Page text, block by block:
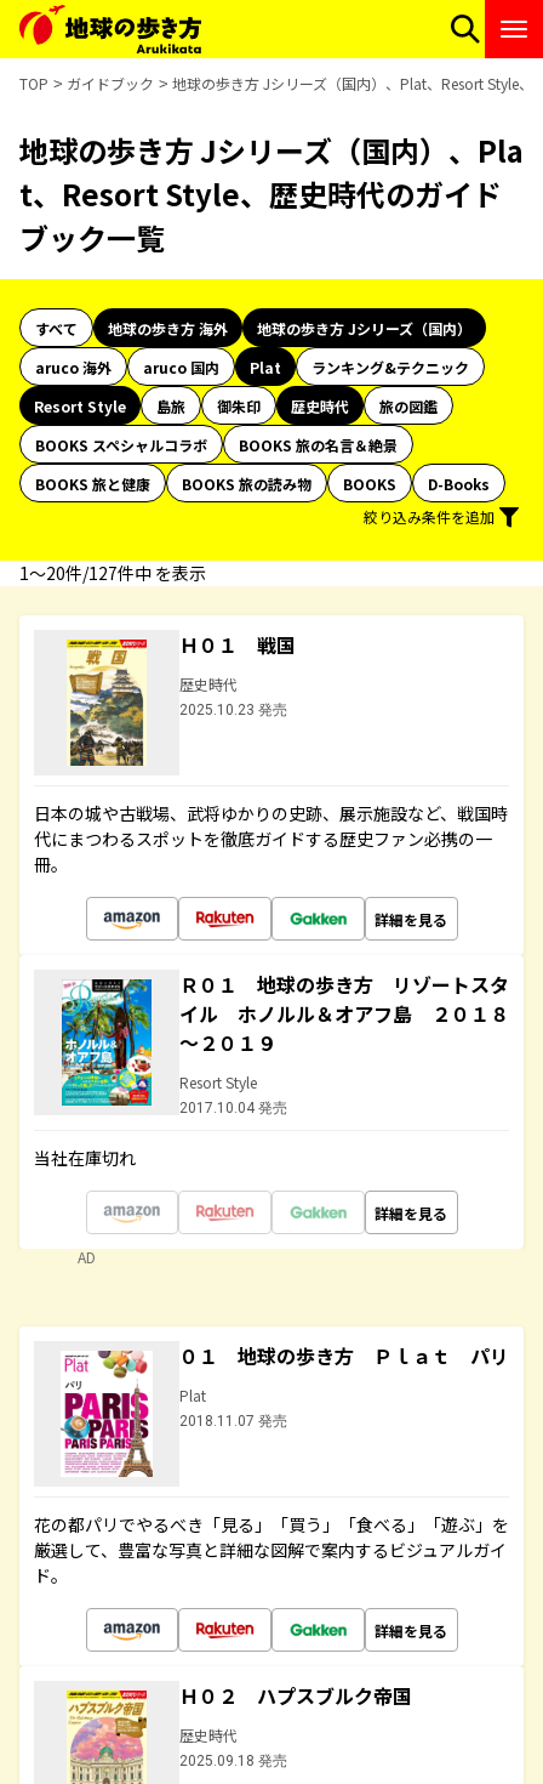
TOP ガイドブック 地球の歩き方 Jシリーズ（国内）、Plat、Resort Style、
地球の歩き方 Jシリーズ（国内）、Pla
t、Resort Style、歴史時代のガイド
ブック一覧
すべて 地球の歩き方 海外
地球の歩き方 Jシリーズ（国内）
aruco 海外
aruco 国内 Plat
ランキング&テクニック
Resort Style
島旅 御朱印 歴史時代
旅の図鑑
BOOKS スペシャルコラボ
BOOKS 旅の名言＆絶景
BOOKS 旅と健康
BOOKS 旅の読み物 BOOKS
D-Books
絞り込み条件を追加
1〜20件/127件中 を表示
Ｈ０１ 戦国
歴史時代
2025.10.23 発売
日本の城や古戦場、武将ゆかりの史跡、展示施設など、戦国時
代にまつわるスポットを徹底ガイドする歴史ファン必携の一
冊。
詳細を見る
Ｒ０１ 地球の歩き方 リゾートスタ
イル ホノルル＆オアフ島 ２０１８
～２０１９
Resort Style
2017.10.04 発売
当社在庫切れ
詳細を見る
AD
０１ 地球の歩き方 Ｐｌａｔ パリ
Plat
2018.11.07 発売
花の都パリでやるべき「見る」「買う」「食べる」「遊ぶ」を
厳選して、豊富な写真と詳細な図解で案内するビジュアルガイ
ド。
詳細を見る
Ｈ０２ ハプスブルク帝国
歴史時代
2025.09.18 発売